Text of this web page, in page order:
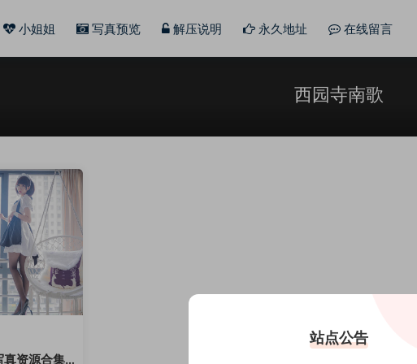
小姐姐 写真预览 解压说明 永久地址 在线留言
西园寺南歌
真资源合集
站点公告